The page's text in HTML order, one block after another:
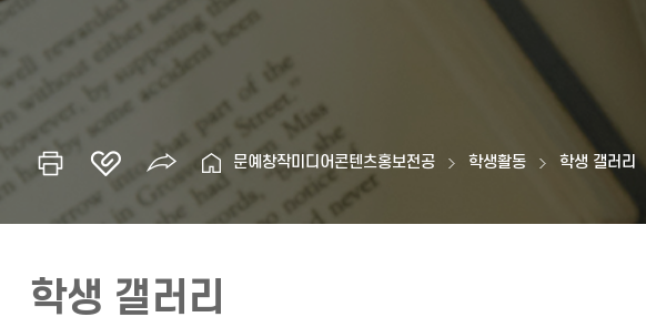
문예창작미디어콘텐츠홍보전공 학생활동 학생 갤러리
학생 갤러리